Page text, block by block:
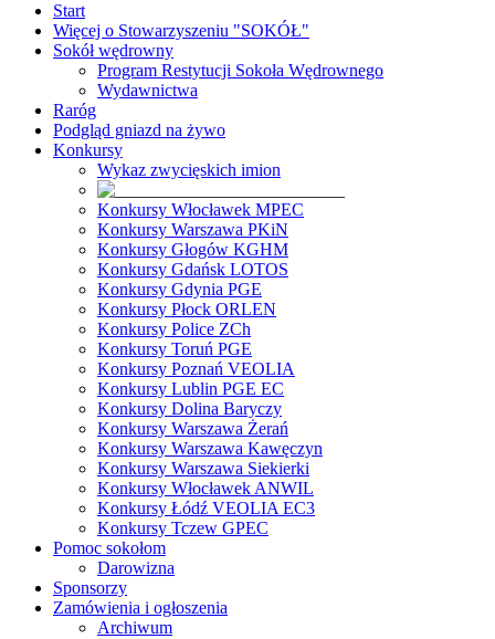
Start
Więcej o Stowarzyszeniu "SOKÓŁ"
Sokół wędrowny
Program Restytucji Sokoła Wędrownego
Wydawnictwa
Raróg
Podgląd gniazd na żywo
Konkursy
Wykaz zwycięskich imion
Konkursy Włocławek MPEC
Konkursy Warszawa PKiN
Konkursy Głogów KGHM
Konkursy Gdańsk LOTOS
Konkursy Gdynia PGE
Konkursy Płock ORLEN
Konkursy Police ZCh
Konkursy Toruń PGE
Konkursy Poznań VEOLIA
Konkursy Lublin PGE EC
Konkursy Dolina Baryczy
Konkursy Warszawa Żerań
Konkursy Warszawa Kawęczyn
Konkursy Warszawa Siekierki
Konkursy Włocławek ANWIL
Konkursy Łódź VEOLIA EC3
Konkursy Tczew GPEC
Pomoc sokołom
Darowizna
Sponsorzy
Zamówienia i ogłoszenia
Archiwum